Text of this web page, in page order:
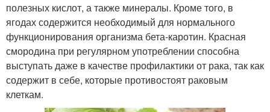
полезных кислот, а также минералы. Кроме того, в
ягодах содержится необходимый для нормального
функционирования организма бета-каротин. Красная
смородина при регулярном употреблении способна
выступать даже в качестве профилактики от рака, так как
содержит в себе, которые противостоят раковым
клеткам.